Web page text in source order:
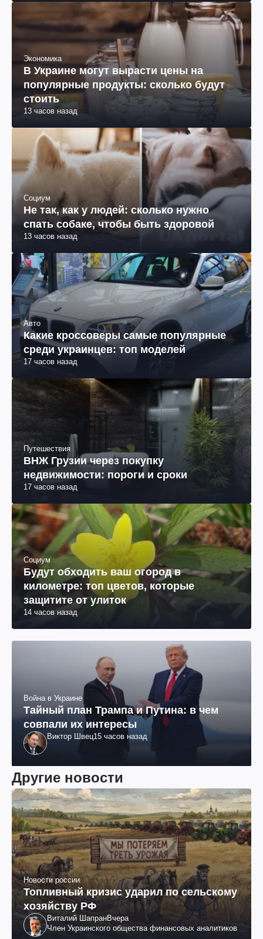
Экономика
В Украине могут вырасти цены на
популярные продукты: сколько будут
стоить
13 часов назад
Социум
Не так, как у людей: сколько нужно
спать собаке, чтобы быть здоровой
13 часов назад
Авто
Какие кроссоверы самые популярные
среди украинцев: топ моделей
17 часов назад
Путешествия
ВНЖ Грузии через покупку
недвижимости: пороги и сроки
17 часов назад
Социум
Будут обходить ваш огород в
километре: топ цветов, которые
защитите от улиток
14 часов назад
Война в Украине
Тайный план Трампа и Путина: в чем
совпали их интересы
Виктор Швец15 часов назад
Другие новости
Новости россии
Топливный кризис ударил по сельскому
хозяйству РФ
Виталий ШапранВчера
Член Украинского общества финансовых аналитиков